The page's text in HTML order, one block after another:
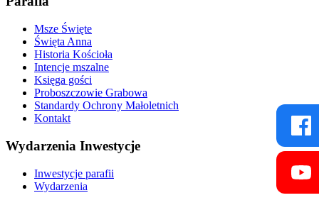
Msze Święte
Święta Anna
Historia Kościoła
Intencje mszalne
Księga gości
Proboszczowie Grabowa
Standardy Ochrony Małoletnich
Kontakt
Wydarzenia Inwestycje
Inwestycje parafii
Wydarzenia